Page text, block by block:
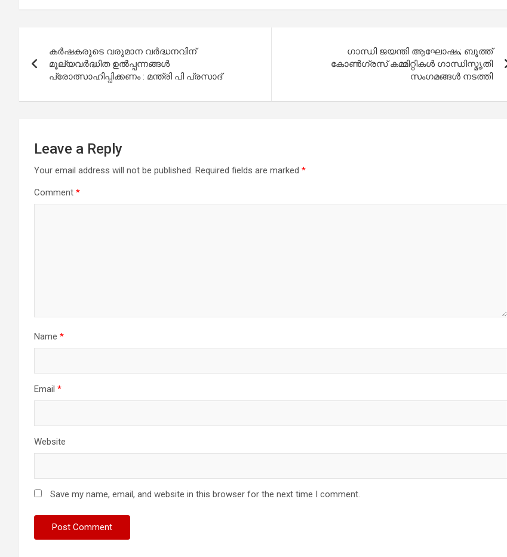
navigation
കർഷകരുടെ വരുമാന വർദ്ധനവിന്
മൂല്യവർദ്ധിത ഉൽപ്പന്നങ്ങൾ
പ്രോത്സാഹിപ്പിക്കണം : മന്ത്രി പി പ്രസാദ്
ഗാന്ധി ജയന്തി ആഘോഷം; ബൂത്ത്
കോണ്‍ഗ്രസ് കമ്മിറ്റികള്‍ ഗാന്ധിസ്മൃതി
സംഗമങ്ങള്‍ നടത്തി
Leave a Reply
Your email address will not be published. Required fields are marked *
Comment *
Name *
Email *
Website
Save my name, email, and website in this browser for the next time I comment.